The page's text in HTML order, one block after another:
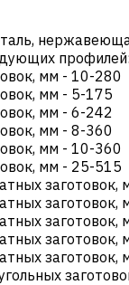
профилей:
мм - 10-280
мм - 5-175
мм - 6-242
мм - 8-360
мм - 10-360
мм - 25-515
заготовок,
заготовок,
заготовок,
заготовок,
заготовок,